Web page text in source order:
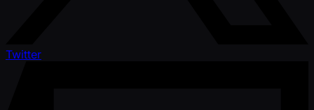
Twitter